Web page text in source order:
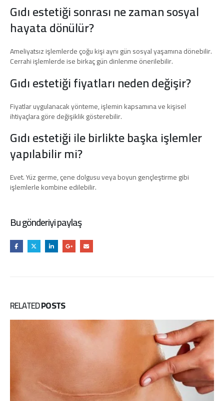
Gıdı estetiği sonrası ne zaman sosyal
hayata dönülür?
Ameliyatsız işlemlerde çoğu kişi aynı gün sosyal yaşamına dönebilir.
Cerrahi işlemlerde ise birkaç gün dinlenme önerilebilir.
Gıdı estetiği fiyatları neden değişir?
Fiyatlar uygulanacak yönteme, işlemin kapsamına ve kişisel
ihtiyaçlara göre değişiklik gösterebilir.
Gıdı estetiği ile birlikte başka işlemler
yapılabilir mi?
Evet. Yüz germe, çene dolgusu veya boyun gençleştirme gibi
işlemlerle kombine edilebilir.
Bu gönderiyi paylaş
RELATEDPOSTS